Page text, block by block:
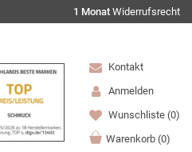
1 Monat Widerrufsrecht
Kontakt
Anmelden
Wunschliste (0)
Warenkorb (0)